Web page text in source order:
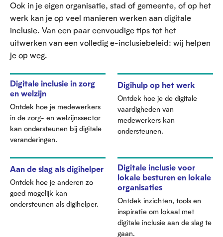
Ook in je eigen organisatie, stad of gemeente, of op het
werk kan je op veel manieren werken aan digitale
inclusie. Van een paar eenvoudige tips tot het
uitwerken van een volledig e-inclusiebeleid: wij helpen
je op weg.
Digitale inclusie in zorg
en welzijn
Ontdek hoe je medewerkers
in de zorg- en welzijnssector
kan ondersteunen bij digitale
veranderingen.
Digihulp op het werk
Ontdek hoe je de digitale
vaardigheden van
medewerkers kan
ondersteunen.
Aan de slag als digihelper
Ontdek hoe je anderen zo
goed mogelijk kan
ondersteunen als digihelper.
Digitale inclusie voor
lokale besturen en lokale
organisaties
Ontdek inzichten, tools en
inspiratie om lokaal met
digitale inclusie aan de slag te
gaan.